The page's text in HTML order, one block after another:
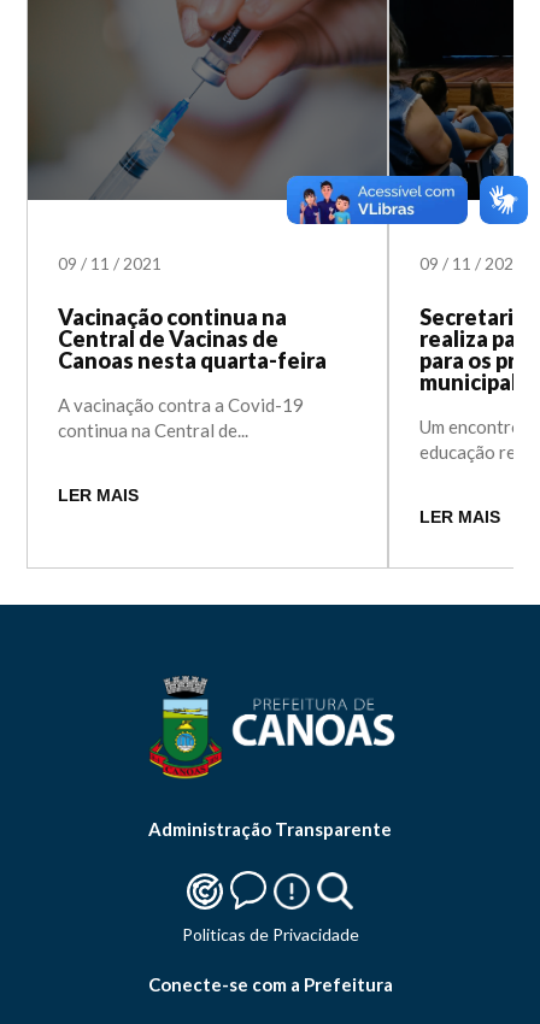
09 / 11 /2021
Vacinação continua na
Central de Vacinas de
Canoas nesta quarta-feira
A vacinação contra a Covid-19
continua na Central de...
LER MAIS
09 / 11 /2021
Secretaria
realiza
para os
municipal
Um encontro
educação
LER MAIS
Administração Transparente
Politicas de Privacidade
Conecte-se com a Prefeitura